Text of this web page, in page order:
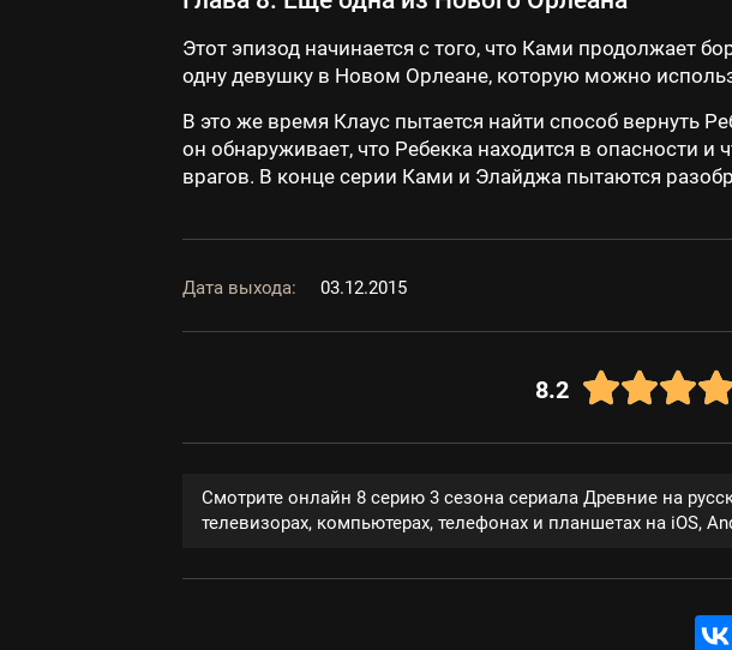
Этот эпизод начинается с того, что Ками продолжает
одну девушку в Новом Орлеане, которую можно
В это же время Клаус пытается найти способ вернуть
он обнаруживает, что Ребекка находится в опасности
врагов. В конце серии Ками и Элайджа пытаются
Дата выхода: 03.12.2015
8.2
Смотрите онлайн 8 серию 3 сезона сериала Древние на
телевизорах, компьютерах, телефонах и планшетах на iOS,